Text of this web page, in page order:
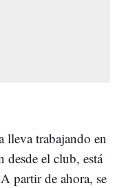
lleva trabajando en
desde el club, está
partir de ahora, se